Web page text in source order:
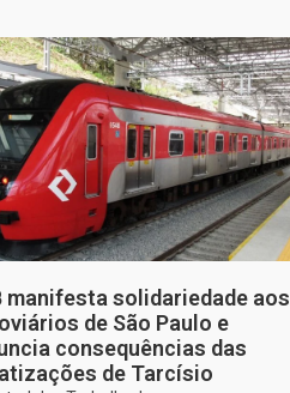
manifesta solidariedade aos
de São Paulo e
consequências das
de Tarcísio